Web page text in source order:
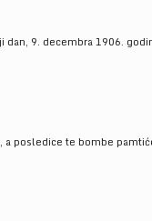
9. decembra 1906.
a posledice te bombe